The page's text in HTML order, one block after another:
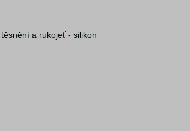
a rukojeť - silikon